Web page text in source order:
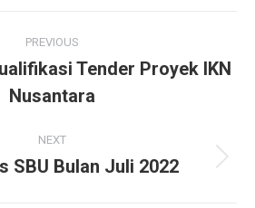
PREVIOUS
post:
Tender Proyek IKN
Nusantara
NEXT
Next
SBU Bulan Juli 2022